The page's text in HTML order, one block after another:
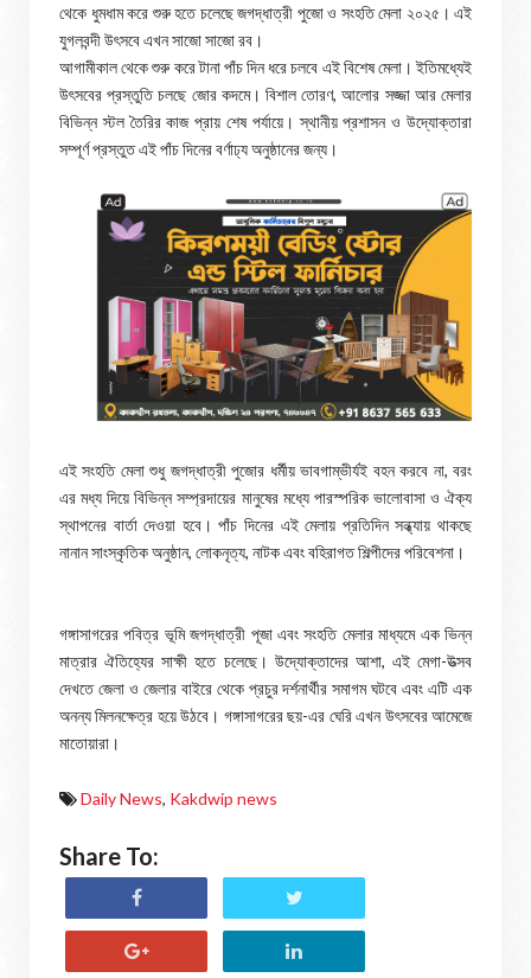
থেকে ধুমধাম করে শুরু হতে চলেছে জগদ্ধাত্রী পুজো ও সংহতি মেলা ২০২৫। এই
যুগলবন্দী উৎসবে এখন সাজো সাজো রব।
আগামীকাল থেকে শুরু করে টানা পাঁচ দিন ধরে চলবে এই বিশেষ মেলা। ইতিমধ্যেই
উৎসবের প্রস্তুতি চলছে জোর কদমে। বিশাল তোরণ, আলোর সজ্জা আর মেলার
বিভিন্ন স্টল তৈরির কাজ প্রায় শেষ পর্যায়ে। স্থানীয় প্রশাসন ও উদ্যোক্তারা
সম্পূর্ণ প্রস্তুত এই পাঁচ দিনের বর্ণাঢ্য অনুষ্ঠানের জন্য।
এই সংহতি মেলা শুধু জগদ্ধাত্রী পুজোর ধর্মীয় ভাবগাম্ভীর্যই বহন করবে না, বরং
এর মধ্য দিয়ে বিভিন্ন সম্প্রদায়ের মানুষের মধ্যে পারস্পরিক ভালোবাসা ও ঐক্য
স্থাপনের বার্তা দেওয়া হবে। পাঁচ দিনের এই মেলায় প্রতিদিন সন্ধ্যায় থাকছে
নানান সাংস্কৃতিক অনুষ্ঠান, লোকনৃত্য, নাটক এবং বহিরাগত শিল্পীদের পরিবেশনা।
গঙ্গাসাগরের পবিত্র ভূমি জগদ্ধাত্রী পূজা এবং সংহতি মেলার মাধ্যমে এক ভিন্ন
মাত্রার ঐতিহ্যের সাক্ষী হতে চলেছে। উদ্যোক্তাদের আশা, এই মেগা-উত্সব
দেখতে জেলা ও জেলার বাইরে থেকে প্রচুর দর্শনার্থীর সমাগম ঘটবে এবং এটি এক
অনন্য মিলনক্ষেত্র হয়ে উঠবে। গঙ্গাসাগরের ছয়-এর ঘেরি এখন উৎসবের আমেজে
মাতোয়ারা।
Daily News, Kakdwip news
Share To: